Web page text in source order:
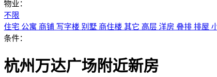
物业：
不限
住宅 公寓 商铺 写字楼 别墅 商住楼 其它 高层 洋房 叠排 排屋
条件：
杭州万达广场附近新房